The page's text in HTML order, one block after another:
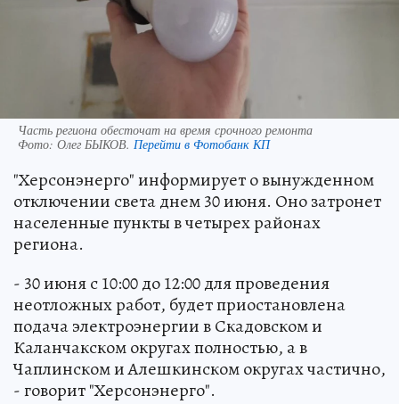
Часть региона обесточат на время срочного ремонта
Фото: Олег БЫКОВ. Перейти в Фотобанк КП
"Херсонэнерго" информирует о вынужденном
отключении света днем 30 июня. Оно затронет
населенные пункты в четырех районах
региона.
- 30 июня с 10:00 до 12:00 для проведения
неотложных работ, будет приостановлена
подача электроэнергии в Скадовском и
Каланчакском округах полностью, а в
Чаплинском и Алешкинском округах частично,
- говорит "Херсонэнерго".